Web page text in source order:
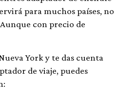
para muchos países, no
con precio de
York y te das cuenta
de viaje, puedes